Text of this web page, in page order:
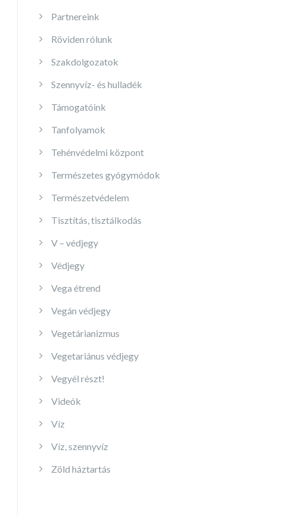
Partnereink
Röviden rólunk
Szakdolgozatok
Szennyvíz- és hulladék
Támogatóink
Tanfolyamok
Tehénvédelmi központ
Természetes gyógymódok
Természetvédelem
Tisztítás, tisztálkodás
V – védjegy
Védjegy
Vega étrend
Vegán védjegy
Vegetárianizmus
Vegetariánus védjegy
Vegyél részt!
Videók
Víz
Víz, szennyvíz
Zöld háztartás